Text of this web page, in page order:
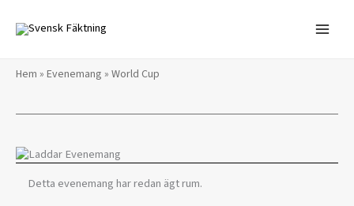
innehåll
Hem » Evenemang » World Cup
Detta evenemang har redan ägt rum.